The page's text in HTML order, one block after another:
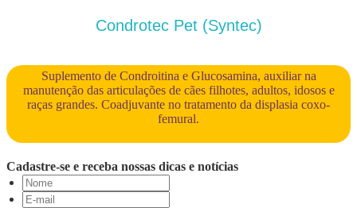
Condrotec Pet (Syntec)
Suplemento de Condroitina e Glucosamina, auxiliar na
manutenção das articulações de cães filhotes, adultos, idosos e
raças grandes. Coadjuvante no tratamento da displasia coxo-
femural.
Cadastre-se e receba nossas dicas e notícias